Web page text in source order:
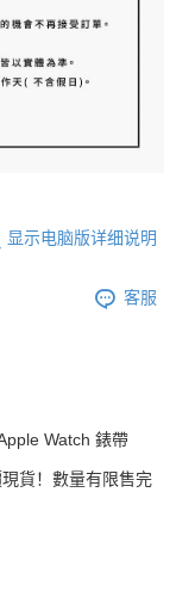
显示电脑版详细说明
客服
Watch 錶帶
貨！數量有限售完